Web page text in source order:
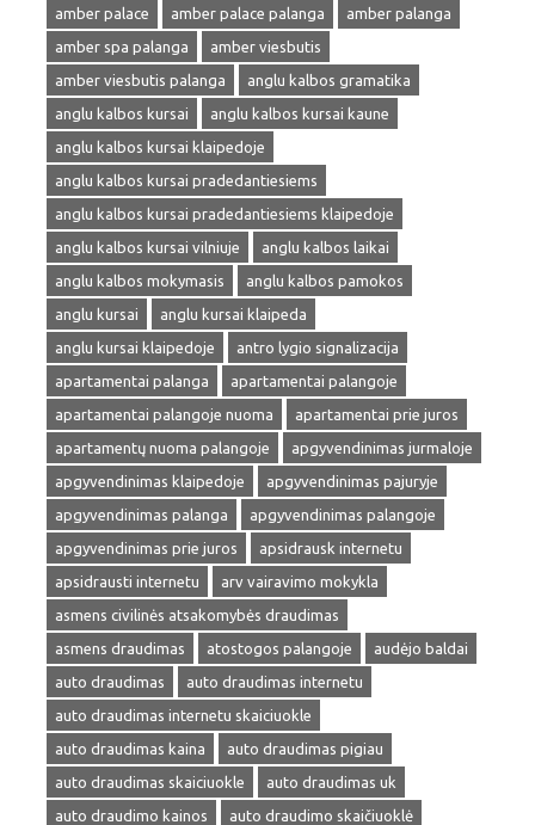
amber palace
amber palace palanga
amber palanga
amber spa palanga
amber viesbutis
amber viesbutis palanga
anglu kalbos gramatika
anglu kalbos kursai
anglu kalbos kursai kaune
anglu kalbos kursai klaipedoje
anglu kalbos kursai pradedantiesiems
anglu kalbos kursai pradedantiesiems klaipedoje
anglu kalbos kursai vilniuje
anglu kalbos laikai
anglu kalbos mokymasis
anglu kalbos pamokos
anglu kursai
anglu kursai klaipeda
anglu kursai klaipedoje
antro lygio signalizacija
apartamentai palanga
apartamentai palangoje
apartamentai palangoje nuoma
apartamentai prie juros
apartamentų nuoma palangoje
apgyvendinimas jurmaloje
apgyvendinimas klaipedoje
apgyvendinimas pajuryje
apgyvendinimas palanga
apgyvendinimas palangoje
apgyvendinimas prie juros
apsidrausk internetu
apsidrausti internetu
arv vairavimo mokykla
asmens civilinės atsakomybės draudimas
asmens draudimas
atostogos palangoje
audėjo baldai
auto draudimas
auto draudimas internetu
auto draudimas internetu skaiciuokle
auto draudimas kaina
auto draudimas pigiau
auto draudimas skaiciuokle
auto draudimas uk
auto draudimo kainos
auto draudimo skaičiuoklė